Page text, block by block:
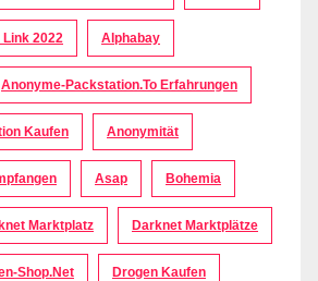
2022 Alphabay
Anonyme-Packstation.to Erfahrungen
Kaufen Anonymität
Asap Bohemia
Marktplatz Darknet Marktplätze
Shop.net Drogen Kaufen